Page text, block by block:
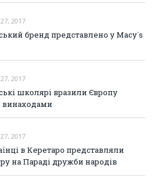
2017
бренд представлено у Macy`s
2017
школярі вразили Європу
винаходами
2017
в Керетаро представляли
на Параді дружби народів